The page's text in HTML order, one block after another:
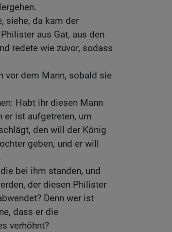
siehe, da kam der
aus Gat, aus den
redete wie zuvor, sodass
vor dem Mann, sobald sie
Habt ihr diesen Mann
er ist aufgetreten, um
den will der König
geben, und er will
bei ihm standen, und
der diesen Philister
Denn wer ist
dass er die
verhöhnt?